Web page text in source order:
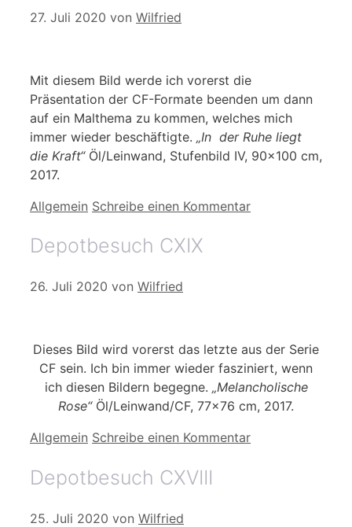
27. Juli 2020 von Wilfried
Mit diesem Bild werde ich vorerst die
Präsentation der CF-Formate beenden um dann
auf ein Malthema zu kommen, welches mich
immer wieder beschäftigte. „In der Ruhe liegt
die Kraft“Öl/Leinwand, Stufenbild IV, 90×100 cm,
2017.
Kategorien
Allgemein Schreibe einen Kommentar
Depotbesuch CXIX
26. Juli 2020 von Wilfried
Dieses Bild wird vorerst das letzte aus der Serie
CF sein. Ich bin immer wieder fasziniert, wenn
ich diesen Bildern begegne. „Melancholische
Rose“Öl/Leinwand/CF, 77×76 cm, 2017.
Kategorien
Allgemein Schreibe einen Kommentar
Depotbesuch CXVIII
25. Juli 2020 von Wilfried